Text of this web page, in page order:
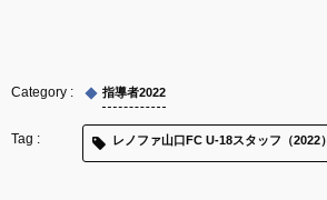
指導者2022
レノファ山口FC U-18スタッフ（2022）